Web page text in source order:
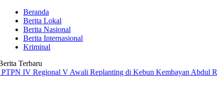
Beranda
Berita Lokal
Berita Nasional
Berita Internasional
Kriminal
Terbaru
V Awali Replanting di Kebun KembayanAbdul Rivai Ras